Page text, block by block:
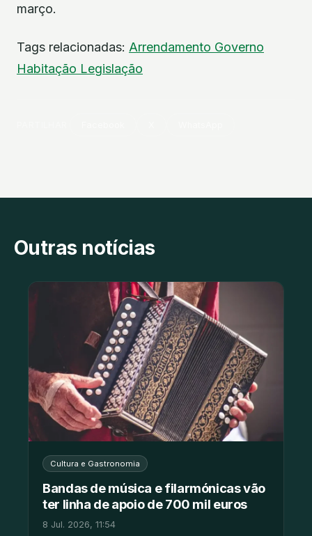
março.
Tags relacionadas: Arrendamento Governo
Habitação Legislação
Outras notícias
Cultura e Gastronomia
Bandas de música e filarmónicas vão
ter linha de apoio de 700 mil euros
8 Jul. 2026, 11:54